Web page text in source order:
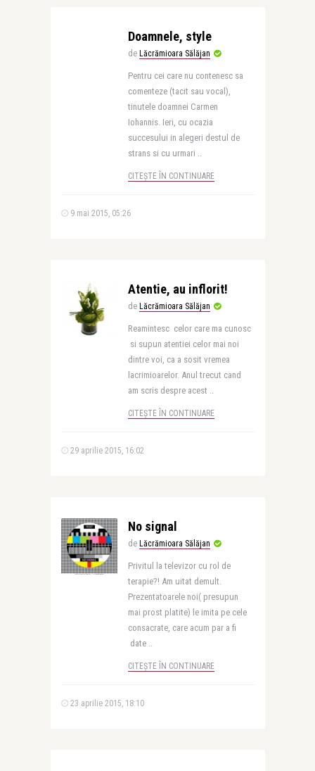
Doamnele, style
de Lăcrămioara Sălăjan
Pentru cei care nu contenesc sa
comenteze (tacit sau vocal),
tinutele doamnei Carmen
Iohannis. Ieri, cu ocazia
succesului in alegeri destul de
strans si cu urmari ..
CITEȘTE ÎN CONTINUARE
9 mai 2015, 05:26
Atentie, au inflorit!
de Lăcrămioara Sălăjan
Reamintesc celor care ma cunosc
si supun atentiei celor mai noi
dintre voi, ca a sosit vremea
lacrimioarelor. Anul trecut cand
am scris despre acest ..
CITEȘTE ÎN CONTINUARE
29 aprilie 2015, 16:02
No signal
de Lăcrămioara Sălăjan
Privitul la televizor cu rol de
terapie?! Am uitat demult.
Prezentatoarele noi( presupun
mai prost platite) le imita pe cele
consacrate, care acum par a fi
date ..
CITEȘTE ÎN CONTINUARE
23 aprilie 2015, 18:10